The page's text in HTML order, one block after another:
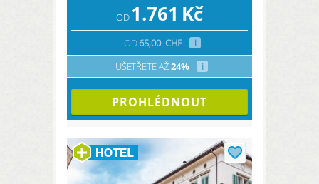
OD1.761 Kč
OD65,00 CHF
i
UŠETŘETE AŽ24% i
PROHLÉDNOUT